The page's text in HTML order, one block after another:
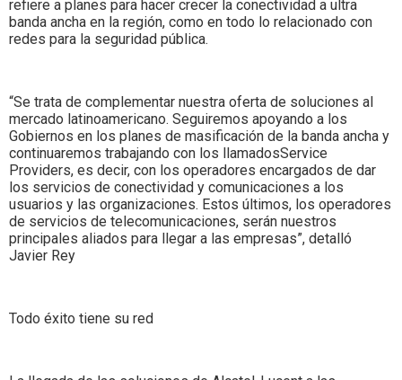
refiere a planes para hacer crecer la conectividad a ultra
banda ancha en la región, como en todo lo relacionado con
redes para la seguridad pública.
“Se trata de complementar nuestra oferta de soluciones al
mercado latinoamericano. Seguiremos apoyando a los
Gobiernos en los planes de masificación de la banda ancha y
continuaremos trabajando con los llamadosService
Providers, es decir, con los operadores encargados de dar
los servicios de conectividad y comunicaciones a los
usuarios y las organizaciones. Estos últimos, los operadores
de servicios de telecomunicaciones, serán nuestros
principales aliados para llegar a las empresas”, detalló
Javier Rey
Todo éxito tiene su red